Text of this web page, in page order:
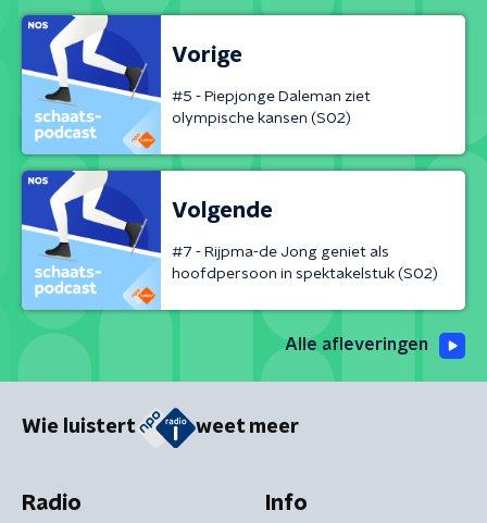
Vorige
#5 - Piepjonge Daleman ziet
olympische kansen (S02)
Volgende
#7 - Rijpma-de Jong geniet als
hoofdpersoon in spektakelstuk (S02)
Alle afleveringen
Wie luistert weet meer
Radio Info